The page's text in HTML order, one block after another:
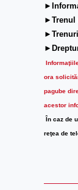
►Trenul
ora
pagube
acestor
În caz de
reţea de